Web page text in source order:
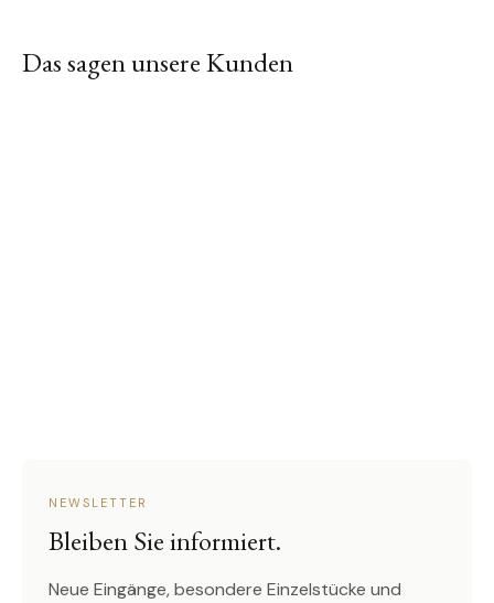
Das sagen unsere Kunden
NEWSLETTER
Bleiben Sie informiert.
Neue Eingänge, besondere Einzelstücke und